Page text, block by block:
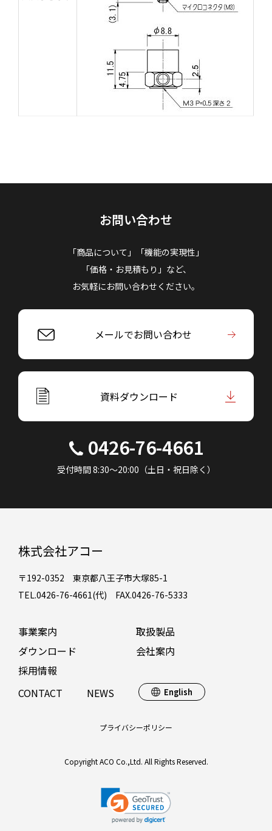
お問い合わせ
「商品について」「機能の実現性」
「価格・お見積もり」など、
お気軽にお問い合わせください。
メールでお問い合わせ
資料ダウンロード
0426-76-4661
受付時間 8:30～20:00（土日・祝日除く）
株式会社アコー
〒192-0352 東京都八王子市大塚85-1
TEL.0426-76-4661(代) FAX.0426-76-5333
事業案内
取扱製品
ダウンロード
会社案内
採用情報
CONTACT
NEWS English
プライバシーポリシー
Copyright ACO Co.,Ltd. All Rights Reserved.